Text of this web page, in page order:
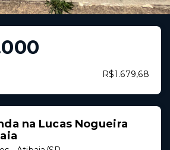
R$1.679,68
na Lucas Nogueira